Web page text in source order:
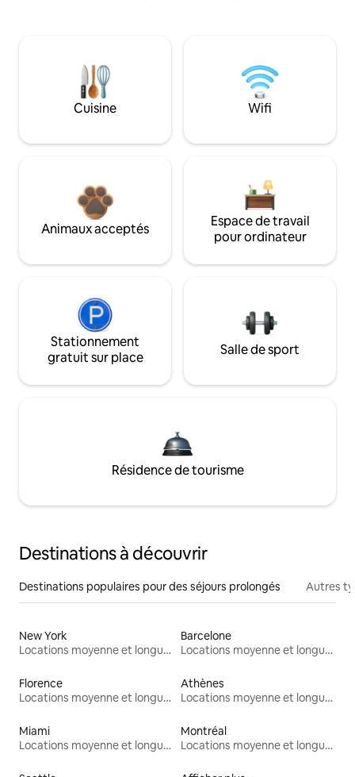
Cuisine Wifi
Animaux acceptés
Espace de travail
pour ordinateur
Stationnement
gratuit sur place
Salle de sport
Résidence de tourisme
Destinations à découvrir
Destinations populaires pour des séjours prolongés Autres
New York
Locations moyenne et longue durée
Barcelone
Locations moyenne et longue durée
Florence
Locations moyenne et longue durée
Athènes
Locations moyenne et longue durée
Miami
Locations moyenne et longue durée
Montréal
Locations moyenne et longue durée